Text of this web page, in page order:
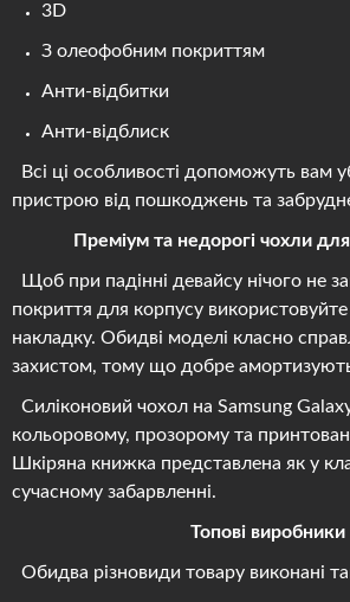
3D
З олеофобним покриттям
Анти-відбитки
Анти-відблиск
Всі ці особливості допоможуть вам
пристрою від пошкоджень та
Преміум та недорогі чохли
Щоб при падінні девайсу нічого не
покриття для корпусу
накладку. Обидві моделі класно
захистом, тому що добре
Силіконовий чохол на Samsung
кольоровому, прозорому та
Шкіряна книжка представлена ​​як у
сучасному забарвленні.
Топові виробники
Обидва різновиди товару виконані